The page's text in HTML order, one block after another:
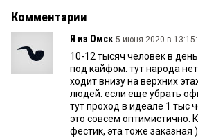
Комментарии
Я из Омск 5 июня 2020 в 13:15:
10-12 тысяч человек в
под кайфом. тут народа
ходит внизу на верхних
людей. если еще убрать
тут проход в идеале 1 тыс
это совсем оптимистично.
фестик, эта тоже заказная